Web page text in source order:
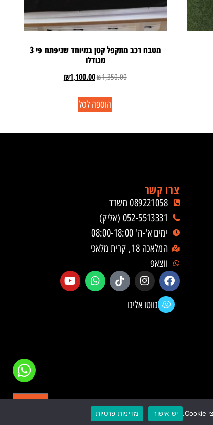
מטבח רכב מתקפל קטן במיוחד שניפתח פי 3
מגודלו
₪1,350.00
₪1,100.00
הוספה לסל
צרו קשר
089221058 משרד
052-5513331 (אליק)
ימים א'-ה' 08:00-18:00
המלאכה 18, קרית מלאכי
ווצאפ
נווטו אלינו
יש אישור מדיניות פרטיות